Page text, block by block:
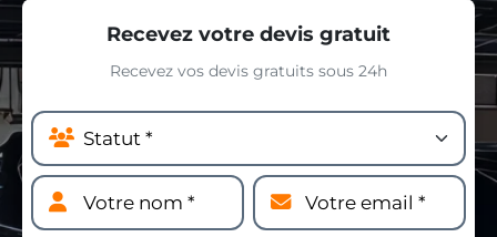
Recevez votre devis gratuit
Recevez vos devis gratuits sous 24h